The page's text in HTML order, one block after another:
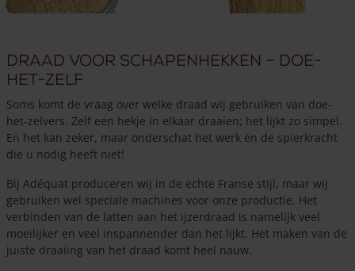
Draad voor schapenhekken – doe-
het-zelf
Soms komt de vraag over welke draad wij gebruiken van doe-
het-zelvers. Zelf een hekje in elkaar draaien; het lijkt zo simpel.
En het kan zeker, maar onderschat het werk én de spierkracht
die u nodig heeft niet!
Bij Adéquat produceren wij in de echte Franse stijl, maar wij
gebruiken wel speciale machines voor onze productie. Het
verbinden van de latten aan het ijzerdraad is namelijk veel
moeilijker en veel inspannender dan het lijkt. Het maken van de
juiste draaiing van het draad komt heel nauw.